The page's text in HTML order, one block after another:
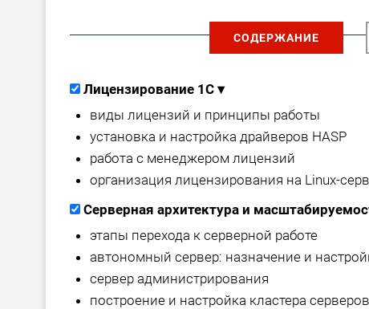
СОДЕРЖАНИЕ
Лицензирование 1С ▾
виды лицензий и принципы работы
установка и настройка драйверов HASP
работа с менеджером лицензий
организация лицензирования на Linux-
Серверная архитектура и
этапы перехода к серверной работе
автономный сервер: назначение и
сервер администрирования
построение и настройка кластера серверов